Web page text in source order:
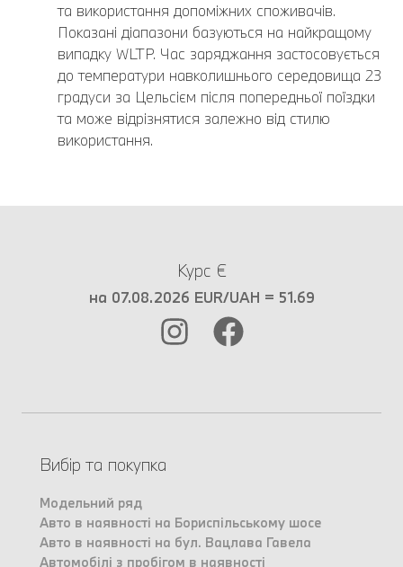
та використання допоміжних споживачів.
Показані діапазони базуються на найкращому
випадку WLTP. Час заряджання застосовується
до температури навколишнього середовища 23
градуси за Цельсієм після попередньої поїздки
та може відрізнятися залежно від стилю
використання.
Курс €
на 07.08.2026 EUR/UAH = 51.69
Вибір та покупка
Модельний ряд
Авто в наявності на Бориспільському шосе
Авто в наявності на бул. Вацлава Гавела
Автомобілі з пробігом в наявності